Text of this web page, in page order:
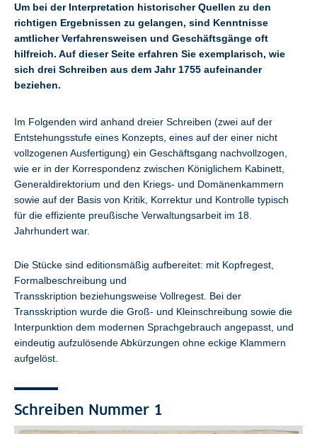
Um bei der Interpretation historischer Quellen zu den
richtigen Ergebnissen zu gelangen, sind Kenntnisse
amtlicher Verfahrensweisen und Geschäftsgänge oft
hilfreich. Auf dieser Seite erfahren Sie exemplarisch, wie
sich drei Schreiben aus dem Jahr 1755 aufeinander
beziehen.
Im Folgenden wird anhand dreier Schreiben (zwei auf der
Entstehungsstufe eines Konzepts, eines auf der einer nicht
vollzogenen Ausfertigung) ein Geschäftsgang nachvollzogen,
wie er in der Korrespondenz zwischen Königlichem Kabinett,
Generaldirektorium und den Kriegs- und Domänenkammern
sowie auf der Basis von Kritik, Korrektur und Kontrolle typisch
für die effiziente preußische Verwaltungsarbeit im 18.
Jahrhundert war.
Die Stücke sind editionsmäßig aufbereitet: mit Kopfregest,
Formalbeschreibung und
Transskription beziehungsweise Vollregest. Bei der
Transskription wurde die Groß- und Kleinschreibung sowie die
Interpunktion dem modernen Sprachgebrauch angepasst, und
eindeutig aufzulösende Abkürzungen ohne eckige Klammern
aufgelöst.
Schreiben Nummer 1